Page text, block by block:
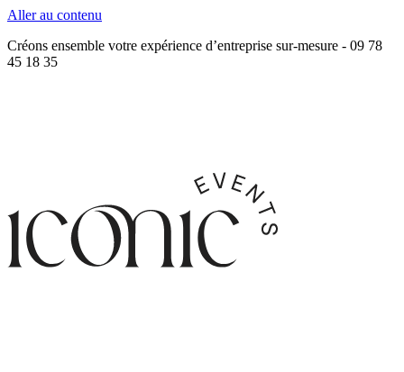
Aller au contenu
Créons ensemble votre expérience d’entreprise sur-mesure - 09 78
45 18 35